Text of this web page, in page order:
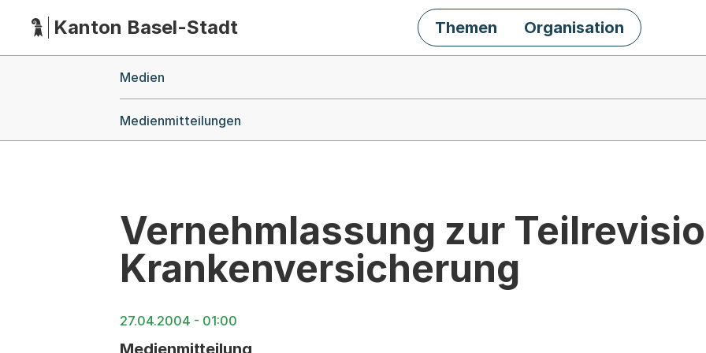
HauptnavigationKanton Basel-Stadt Themen Organisation
Medien
Medienmitteilungen
Vernehmlassung zur
Krankenversicherung
27.04.2004 - 01:00
Medienmitteilung